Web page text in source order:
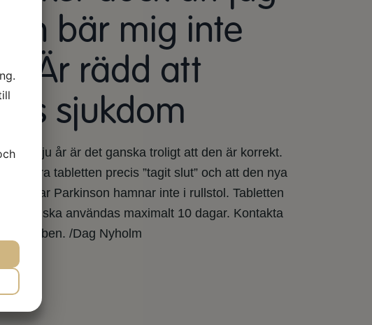
bär mig inte
Är rädd att
sjukdom
i sju år är det ganska troligt att den är korrekt.
förra tabletten precis ”tagit slut” och att den nya
har Parkinson hamnar inte i rullstol. Tabletten
som ska användas maximalt 10 dagar. Kontakta
och ben. /Dag Nyholm